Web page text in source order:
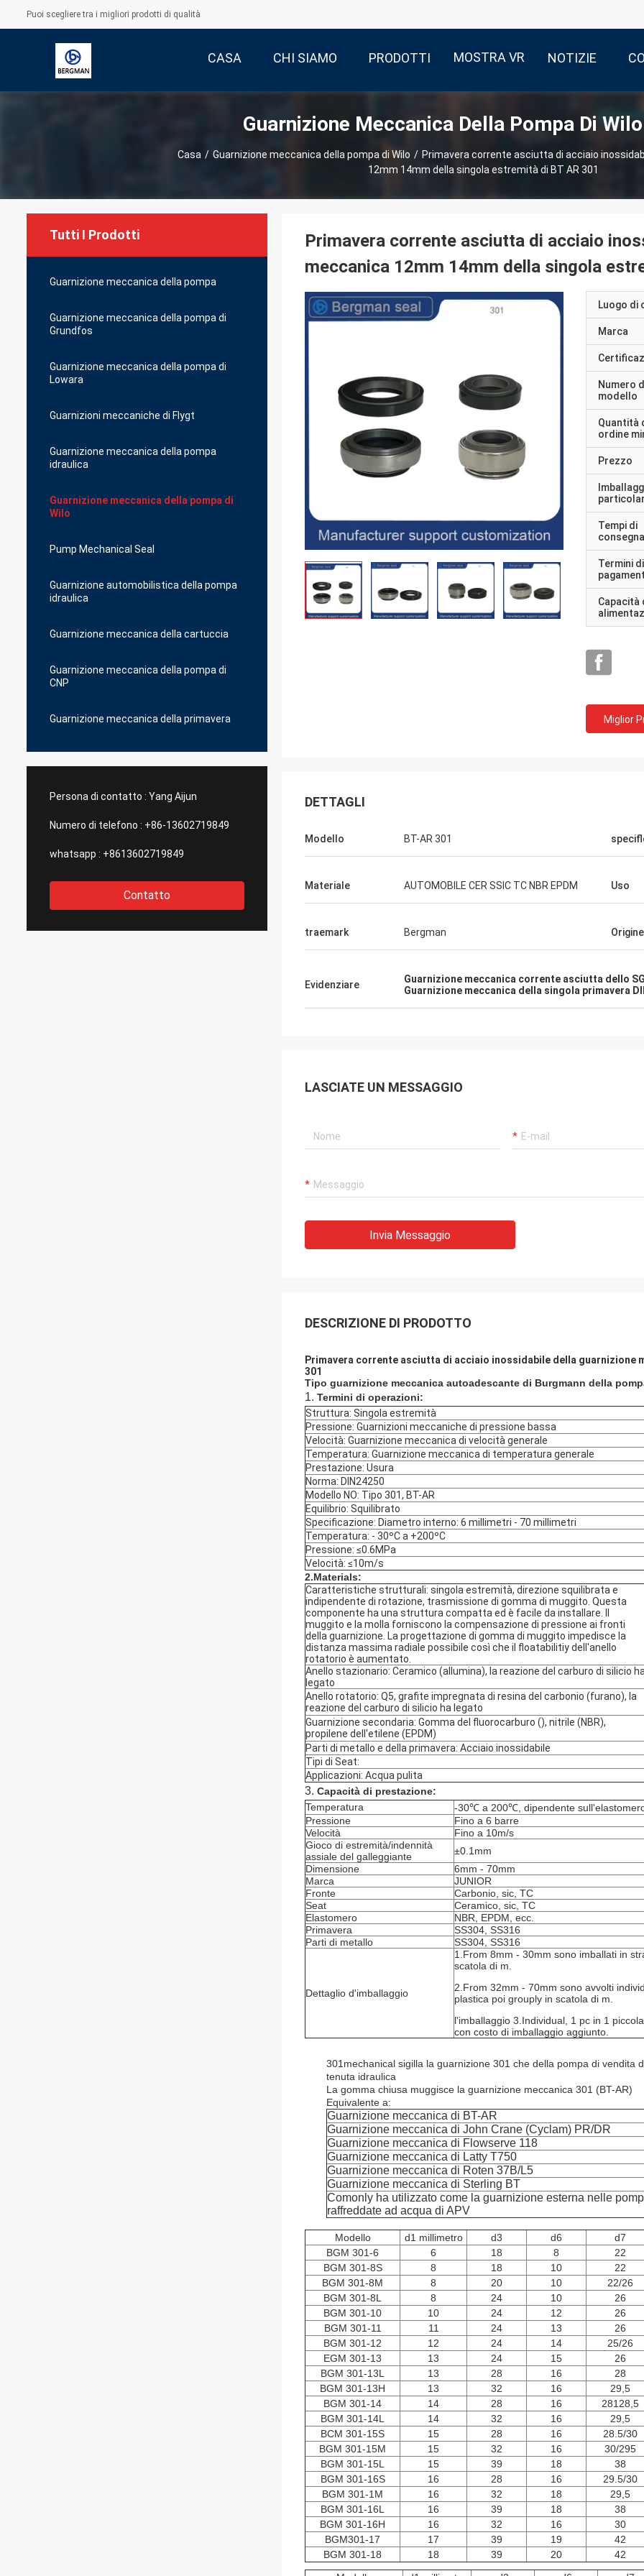
Puoi scegliere tra i migliori prodotti di qualità
CASA CHI SIAMO PRODOTTI MOSTRA VR NOTIZIE
Guarnizione Meccanica Della Pompa Di
Casa / Guarnizione meccanica della pompa di Wilo / Primavera corrente asciutta di acciaio
12mm 14mm della singola estremità di BT AR 301
Tutti I Prodotti
Guarnizione meccanica della pompa
Guarnizione meccanica della pompa di
Grundfos
Guarnizione meccanica della pompa di
Lowara
Guarnizioni meccaniche di Flygt
Guarnizione meccanica della pompa
idraulica
Guarnizione meccanica della pompa di
Wilo
Pump Mechanical Seal
Guarnizione automobilistica della pompa
idraulica
Guarnizione meccanica della cartuccia
Guarnizione meccanica della pompa di
CNP
Guarnizione meccanica della primavera
Persona di contatto : Yang Aijun
Numero di telefono : +86-13602719849
whatsapp : +8613602719849
Contatto
Primavera corrente asciutta di acciaio
meccanica 12mm 14mm della singola
Luogo di
Marca
Numero
modello
Quantità
ordine
Prezzo
Tempi di
consegna
Termini di
Capacità
Miglior
DETTAGLI
Modello BT-AR 301
Materiale AUTOMOBILE CER SSIC TC NBR EPDM Uso
traemark Bergman Origine
Evidenziare
Guarnizione meccanica corrente asciutta dello
Guarnizione meccanica della singola primavera
LASCIATE UN MESSAGGIO
Invia Messaggio
DESCRIZIONE DI PRODOTTO
Primavera corrente asciutta di acciaio inossidabile della guarnizione
301
Tipo guarnizione meccanica autoadescante di Burgmann della
1. Termini di operazioni:
Struttura: Singola estremità
Pressione: Guarnizioni meccaniche di pressione bassa
Velocità: Guarnizione meccanica di velocità generale
Temperatura: Guarnizione meccanica di temperatura generale
Prestazione: Usura
Norma: DIN24250
Modello NO: Tipo 301, BT-AR
Equilibrio: Squilibrato
Specificazione: Diametro interno: 6 millimetri - 70 millimetri
Temperatura: - 30ºC a +200ºC
Pressione: ≤0.6MPa
Velocità: ≤10m/s
2.Materials:
Caratteristiche strutturali: singola estremità, direzione squilibrata e
indipendente di rotazione, trasmissione di gomma di muggito. Questa
componente ha una struttura compatta ed è facile da installare. Il
muggito e la molla forniscono la compensazione di pressione ai fronti
della guarnizione. La progettazione di gomma di muggito impedisce la
distanza massima radiale possibile così che il floatabilitiy dell'anello
rotatorio è aumentato.
Anello stazionario: Ceramico (allumina), la reazione del carburo di silicio
legato
Anello rotatorio: Q5, grafite impregnata di resina del carbonio (furano), la
reazione del carburo di silicio ha legato
Guarnizione secondaria: Gomma del fluorocarburo (), nitrile (NBR),
propilene dell'etilene (EPDM)
Parti di metallo e della primavera: Acciaio inossidabile
Tipi di Seat:
Applicazioni: Acqua pulita
3. Capacità di prestazione:
Temperatura
-30℃ a 200℃, dipendente
Pressione
Fino a 6 barre
Velocità
Fino a 10m/s
Gioco di estremità/indennità
assiale del galleggiante
±0.1mm
Dimensione
6mm - 70mm
Marca
JUNIOR
Fronte
Carbonio, sic, TC
Seat
Ceramico, sic, TC
Elastomero
NBR, EPDM, ecc.
Primavera
SS304, SS316
Parti di metallo
SS304, SS316
Dettaglio d'imballaggio
1.From 8mm - 30mm sono imballati in
scatola di m.
2.From 32mm - 70mm sono avvolti
plastica poi grouply in scatola di m.
l'imballaggio 3.Individual, 1 pc in 1
con costo di imballaggio aggiunto.
301mechanical sigilla la guarnizione 301 che della pompa di vendita
tenuta idraulica
La gomma chiusa muggisce la guarnizione meccanica 301 (BT-AR)
Equivalente a:
Guarnizione meccanica di BT-AR
Guarnizione meccanica di John Crane (Cyclam) PR/DR
Guarnizione meccanica di Flowserve 118
Guarnizione meccanica di Latty T750
Guarnizione meccanica di Roten 37B/L5
Guarnizione meccanica di Sterling BT
Comonly ha utilizzato come la guarnizione esterna nelle
raffreddate ad acqua di APV
Modello d1 millimetro d3 d6
d7
BGM 301-6
6 18 8
22
BGM 301-8S
8 18 10
22
BGM 301-8M
8 20 10
22/26
BGM 301-8L
8 24 10
26
BGM 301-10
10 24 12
26
BGM 301-11
11 24 13
26
BGM 301-12
12 24 14
25/26
EGM 301-13
13 24 15
26
BGM 301-13L
13 28 16
28
BGM 301-13H
13 32 16
29,5
BGM 301-14
14 28 16
28128,5
BGM 301-14L
14 32 16
29,5
BCM 301-15S
15 28 16
28.5/30
BGM 301-15M
15 32 16
30/295
BGM 301-15L
15 39 18
38
BGM 301-16S
16 28 16
29.5/30
BGM 301-1M
16 32 18
29,5
BGM 301-16L
16 39 18
38
BGM 301-16H
16 32 16
30
BGM301-17
17 39 19
42
BGM 301-18
18 39 20
42